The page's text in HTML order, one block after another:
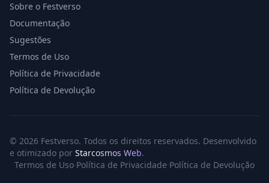
Sobre o Festverso
Documentação
Sugestões
Termos de Uso
Política de Privacidade
Política de Devolução
© 2026 Festverso. Todos os direitos reservados. Desenvolvido
e otimizado por Starcosmos Web.
Termos de Uso·Política de Privacidade·Política de Devolução